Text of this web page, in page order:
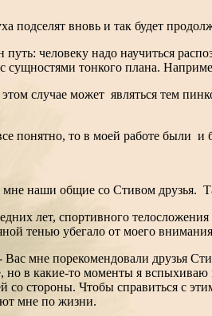
подселят вновь и так будет
путь: человеку надо научиться
сущностями тонкого плана.
случае может являться тем
понятно, то в моей работе были и
наши общие со Стивом друзья.
лет, спортивного
тенью убегало от моего
мне порекомендовали друзья
но в какие-то моменты я
со стороны. Чтобы справиться с
мне по жизни.